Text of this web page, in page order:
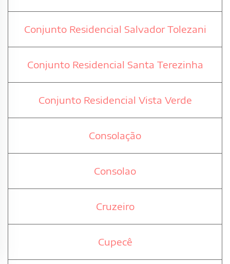
Conjunto Residencial Salvador Tolezani
Conjunto Residencial Santa Terezinha
Conjunto Residencial Vista Verde
Consolação
Consolao
Cruzeiro
Cupecê